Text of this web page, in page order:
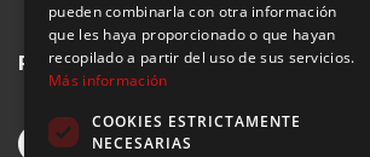
Redes sociales
pueden combinarla con otra información
que les haya proporcionado o que hayan
recopilado a partir del uso de sus servicios.
Más información
COOKIES ESTRICTAMENTE
NECESARIAS